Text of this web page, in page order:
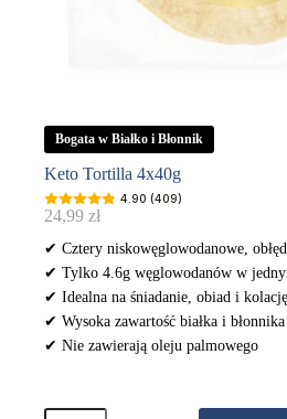
Bogata w Białko i Błonnik
Keto Tortilla 4x40g
4.90 (409)
24,99 zł
✔ Cztery niskowęglowodanowe,
✔ Tylko 4.6g węglowodanów w
✔ Idealna na śniadanie, obiad i kolację
✔ Wysoka zawartość białka i błonnika
✔ Nie zawierają oleju palmowego